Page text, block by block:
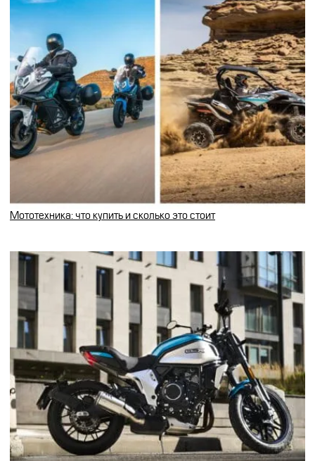
Мототехника: что купить и сколько это стоит